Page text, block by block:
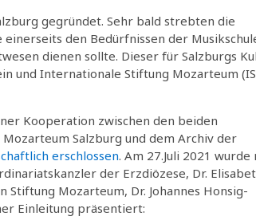
gegründet. Sehr bald strebten die
den Bedürfnissen der
dienen sollte. Dieser für Salzburgs
und Internationale Stiftung Mozarteum
Kooperation zwischen den beiden
Salzburg und dem Archiv der
erschlossen. Am 27.Juli 2021 wurde
der Erzdiözese, Dr.
Mozarteum, Dr. Johannes Honsig-
Einleitung präsentiert: